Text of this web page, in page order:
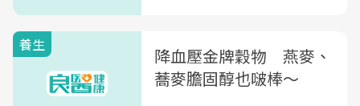
養生
降血壓金牌穀物 燕麥、
蕎麥膽固醇也啵棒〜